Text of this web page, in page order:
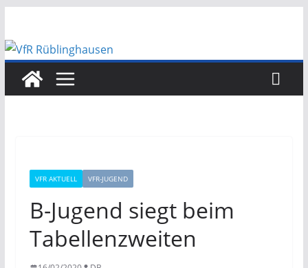
springen
VFR AKTUELL VFR-JUGEND
B-Jugend siegt beim
Tabellenzweiten